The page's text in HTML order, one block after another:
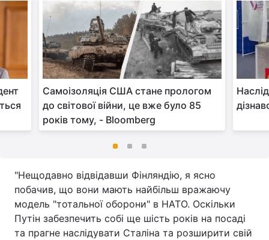
Самоізоляція США стане прологом
до світової війни, це вже було 85
років тому, - Bloomberg
"Нещодавно відвідавши Фінляндію, я ясно
побачив, що вони мають найбільш вражаючу
модель "тотальної оборони" в НАТО. Оскільки
Путін забезпечить собі ще шість років на посаді
та прагне наслідувати Сталіна та розширити свій